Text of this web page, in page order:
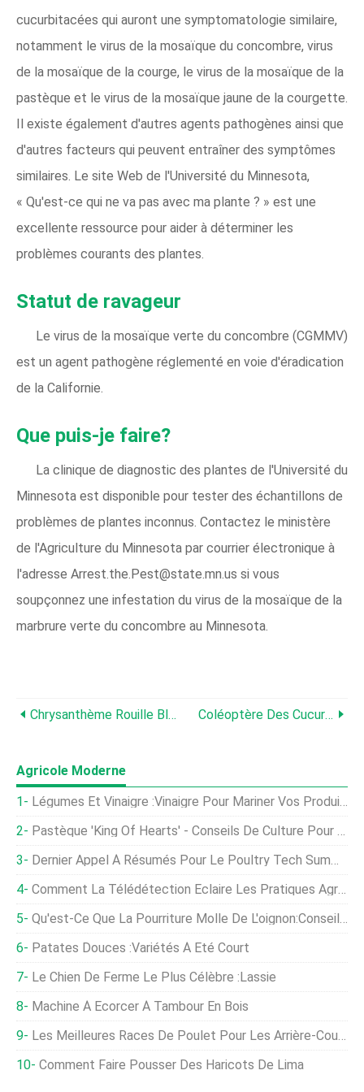
cucurbitacées qui auront une symptomatologie similaire,
notamment le virus de la mosaïque du concombre, virus
de la mosaïque de la courge, le virus de la mosaïque de la
pastèque et le virus de la mosaïque jaune de la courgette.
Il existe également d'autres agents pathogènes ainsi que
d'autres facteurs qui peuvent entraîner des symptômes
similaires. Le site Web de l'Université du Minnesota,
« Qu'est-ce qui ne va pas avec ma plante ? » est une
excellente ressource pour aider à déterminer les
problèmes courants des plantes.
Statut de ravageur
Le virus de la mosaïque verte du concombre (CGMMV)
est un agent pathogène réglementé en voie d'éradication
de la Californie.
Que puis-je faire?
La clinique de diagnostic des plantes de l'Université du
Minnesota est disponible pour tester des échantillons de
problèmes de plantes inconnus. Contactez le ministère
de l'Agriculture du Minnesota par courrier électronique à
l'adresse Arrest.the.Pest@state.mn.us si vous
soupçonnez une infestation du virus de la mosaïque de la
marbrure verte du concombre au Minnesota.
Chrysanthème Rouille Blanche Coléoptère Des Cucurbitacées
Agricole Moderne
Légumes Et Vinaigre :vinaigre Pour Mariner Vos Produits Du Jardin
Pastèque 'King Of Hearts' - Conseils De Culture Pour Les Plantes De Melon King Of Hearts
Dernier Appel À Résumés Pour Le Poultry Tech Summit De Cette Année
Comment La Télédétection Éclaire Les Pratiques Agricoles De Conservation
Qu'est-Ce Que La Pourriture Molle De L'oignon:Conseils Pour Gérer La Pourriture Molle Dans Les Oignons
Patates Douces :variétés À Été Court
Le Chien De Ferme Le Plus Célèbre :Lassie
Machine À Écorcer À Tambour En Bois
Les Meilleures Races De Poulet Pour Les Arrière-Cours De Différentes Tailles
Comment Faire Pousser Des Haricots De Lima